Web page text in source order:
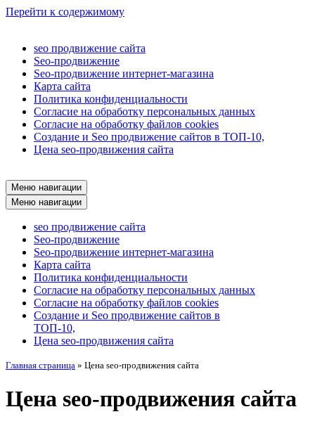
Перейти к содержимому
seo продвижение сайта
Seo-продвижение
Seo-продвижение интернет-магазина
Карта сайта
Политика конфиденциальности
Согласие на обработку персональных данных
Согласие на обработку файлов cookies
Создание и Seo продвижение сайтов в ТОП-10,
Цена seo-продвижения сайта
Меню навигации
Меню навигации
seo продвижение сайта
Seo-продвижение
Seo-продвижение интернет-магазина
Карта сайта
Политика конфиденциальности
Согласие на обработку персональных данных
Согласие на обработку файлов cookies
Создание и Seo продвижение сайтов в
ТОП-10,
Цена seo-продвижения сайта
Главная страница » Цена seo-продвижения сайта
Цена seo-продвижения сайта